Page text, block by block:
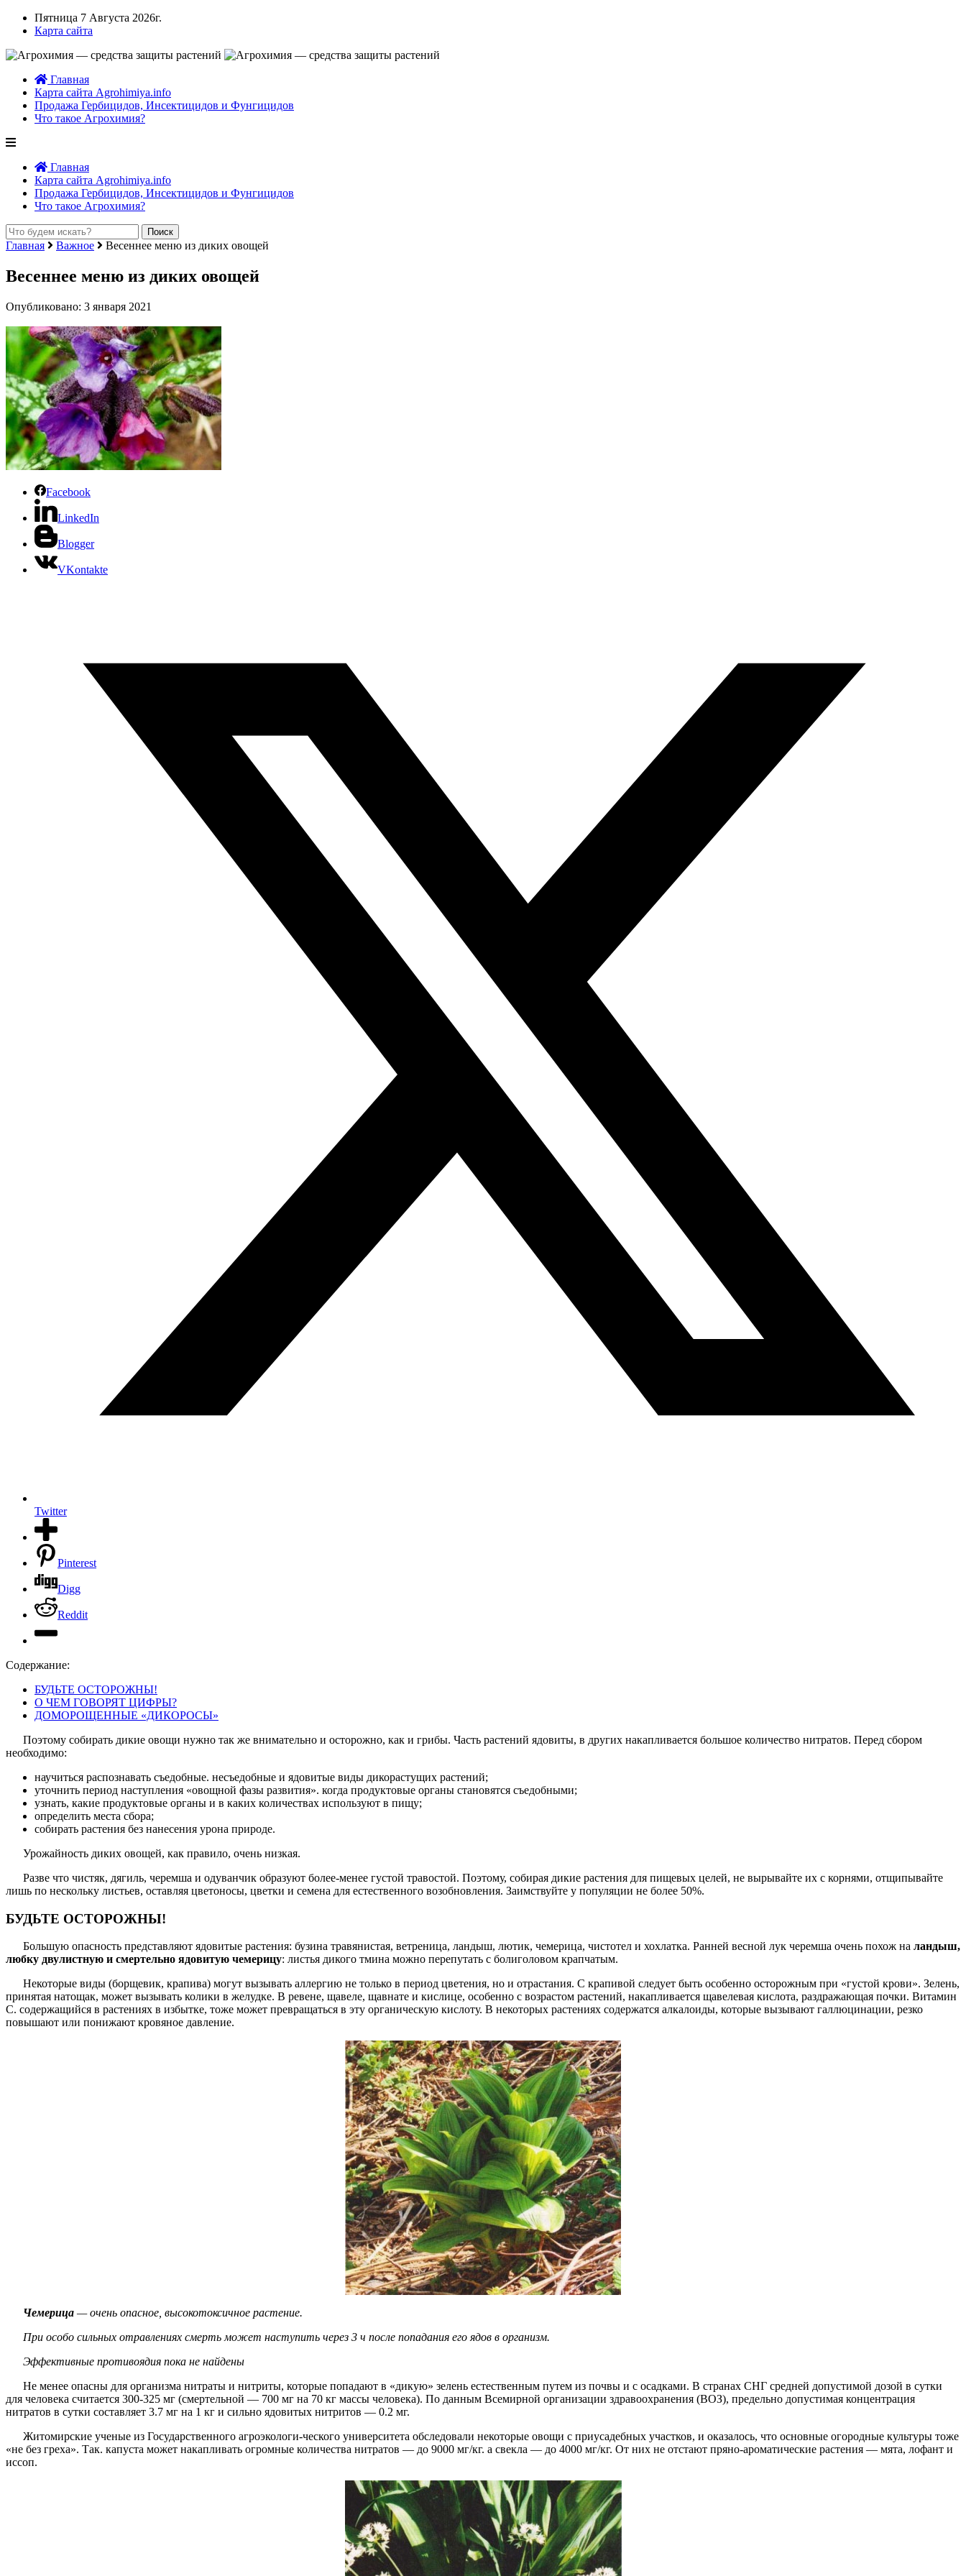
Пятница 7 Августа 2026г.
Карта сайта
Главная
Карта сайта Agrohimiya.info
Продажа Гербицидов, Инсектицидов и Фунгицидов
Что такое Агрохимия?
Главная
Карта сайта Agrohimiya.info
Продажа Гербицидов, Инсектицидов и Фунгицидов
Что такое Агрохимия?
Главная Важное Весеннее меню из диких овощей
Весеннее меню из диких овощей
Опубликовано: 3 января 2021
Facebook
LinkedIn
Blogger
VKontakte
Twitter
Pinterest
Digg
Reddit
Содержание:
БУДЬТЕ ОСТОРОЖНЫ!
О ЧЕМ ГОВОРЯТ ЦИФРЫ?
ДОМОРОЩЕННЫЕ «ДИКОРОСЫ»
Поэтому собирать дикие овощи нужно так же внимательно и осторожно, как и грибы. Часть растений ядовиты, в других накапливается большое количество нитратов. Перед сбором
необходимо:
научиться распознавать съедобные. несъедобные и ядовитые виды дикорастущих растений;
уточнить период наступления «овощной фазы развития». когда продуктовые органы становятся съедобными;
узнать, какие продуктовые органы и в каких количествах используют в пищу;
определить места сбора;
собирать растения без нанесения урона природе.
Урожайность диких овощей, как правило, очень низкая.
Разве что чистяк, дягиль, черемша и одуванчик образуют более-менее густой травостой. Поэтому, собирая дикие растения для пищевых целей, не вырывайте их с корнями, отщипывайте
лишь по нескольку листьев, оставляя цветоносы, цветки и семена для естественного возобновления. Заимствуйте у популяции не более 50%.
БУДЬТЕ ОСТОРОЖНЫ!
Большую опасность представляют ядовитые растения: бузина травянистая, ветреница, ландыш, лютик, чемерица, чистотел и хохлатка. Ранней весной лук черемша очень похож на ландыш,
любку двулистную и смертельно ядовитую чемерицу: листья дикого тмина можно перепутать с болиголовом крапчатым.
Некоторые виды (борщевик, крапива) могут вызывать аллергию не только в период цветения, но и отрастания. С крапивой следует быть особенно осторожным при «густой крови». Зелень,
принятая натощак, может вызывать колики в желудке. В ревене, щавеле, щавнате и кислице, особенно с возрастом растений, накапливается щавелевая кислота, раздражающая почки. Витамин
С. содержащийся в растениях в избытке, тоже может превращаться в эту органическую кислоту. В некоторых растениях содержатся алкалоиды, которые вызывают галлюцинации, резко
повышают или понижают кровяное давление.
Чемерица — очень опасное, высокотоксичное растение.
При особо сильных отравлениях смерть может наступить через 3 ч после попадания его ядов в организм.
Эффективные противоядия пока не найдены
Не менее опасны для организма нитраты и нитриты, которые попадают в «дикую» зелень естественным путем из почвы и с осадками. В странах СНГ средней допустимой дозой в сутки
для человека считается 300-325 мг (смертельной — 700 мг на 70 кг массы человека). По данным Всемирной организации здравоохранения (ВОЗ), предельно допустимая концентрация
нитратов в сутки составляет 3.7 мг на 1 кг и сильно ядовитых нитритов — 0.2 мг.
Житомирские ученые из Государственного агроэкологи-ческого университета обследовали некоторые овощи с приусадебных участков, и оказалось, что основные огородные культуры тоже
«не без греха». Так. капуста может накапливать огромные количества нитратов — до 9000 мг/кг. а свекла — до 4000 мг/кг. От них не отстают пряно-ароматические растения — мята, лофант и
иссоп.